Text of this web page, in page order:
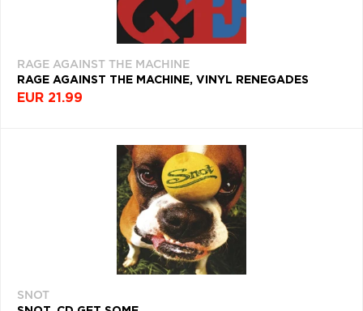
RAGE AGAINST THE MACHINE
RAGE AGAINST THE MACHINE, VINYL RENEGADES
EUR 21.99
SNOT